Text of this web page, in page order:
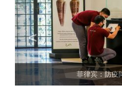
菲律宾：防疫
<